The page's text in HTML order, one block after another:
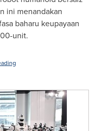
ini menandakan
baharu keupayaan
unit.